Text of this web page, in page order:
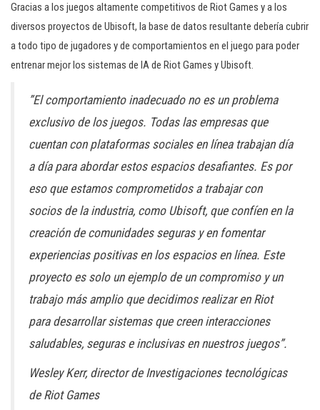
Gracias a los juegos altamente competitivos de Riot Games y a los
diversos proyectos de Ubisoft, la base de datos resultante debería cubrir
a todo tipo de jugadores y de comportamientos en el juego para poder
entrenar mejor los sistemas de IA de Riot Games y Ubisoft.
”El comportamiento inadecuado no es un problema
exclusivo de los juegos. Todas las empresas que
cuentan con plataformas sociales en línea trabajan día
a día para abordar estos espacios desafiantes. Es por
eso que estamos comprometidos a trabajar con
socios de la industria, como Ubisoft, que confíen en la
creación de comunidades seguras y en fomentar
experiencias positivas en los espacios en línea. Este
proyecto es solo un ejemplo de un compromiso y un
trabajo más amplio que decidimos realizar en Riot
para desarrollar sistemas que creen interacciones
saludables, seguras e inclusivas en nuestros juegos”.
Wesley Kerr, director de Investigaciones tecnológicas
de Riot Games